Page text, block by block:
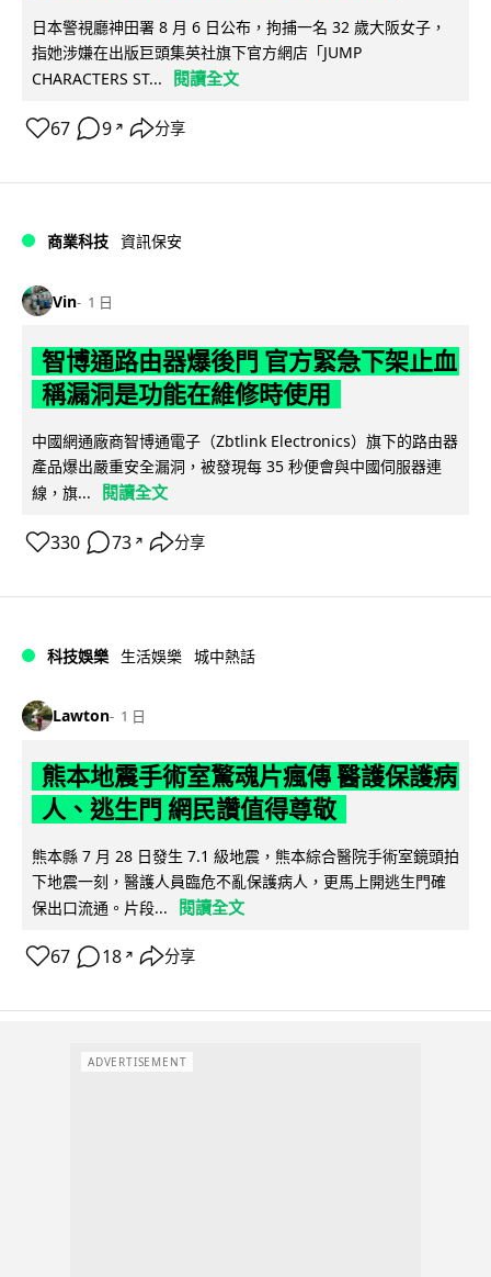
日本警視廳神田署 8 月 6 日公布，拘捕一名 32 歲大阪女子，
指她涉嫌在出版巨頭集英社旗下官方網店「JUMP
CHARACTERS ST...
閱讀全文
67 9 ↗ 分享
商業科技 資訊保安
Vin 1 日
智博通路由器爆後門 官方緊急下架止血
稱漏洞是功能在維修時使用
中國網通廠商智博通電子（Zbtlink Electronics）旗下的路由器
產品爆出嚴重安全漏洞，被發現每 35 秒便會與中國伺服器連
線，旗...
閱讀全文
330 73 ↗ 分享
科技娛樂 生活娛樂 城中熱話
Lawton 1 日
熊本地震手術室驚魂片瘋傳 醫護保護病
人、逃生門 網民讚值得尊敬
熊本縣 7 月 28 日發生 7.1 級地震，熊本綜合醫院手術室鏡頭拍
下地震一刻，醫護人員臨危不亂保護病人，更馬上開逃生門確
保出口流通。片段...
閱讀全文
67 18 ↗ 分享
ADVERTISEMENT